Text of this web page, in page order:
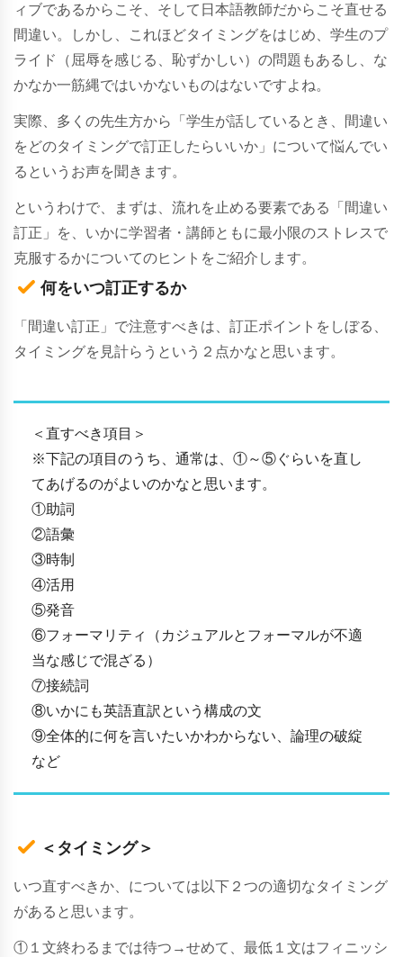
ィブであるからこそ、そして日本語教師だからこそ直せる
間違い。しかし、これほどタイミングをはじめ、学生のプ
ライド（屈辱を感じる、恥ずかしい）の問題もあるし、な
かなか一筋縄ではいかないものはないですよね。
実際、多くの先生方から「学生が話しているとき、
間違い
をどのタイミングで訂正したらいいか」 について悩んでい
るというお声を聞きます。
というわけで、まずは、流れを止める要素である「間違い
訂正」を、いかに学習者・講師ともに最小限のストレスで
克服するかについてのヒントをご紹介します。
何をいつ訂正するか
「間違い訂正」で注意すべきは、訂正ポイントをしぼる、
タイミングを見計らうという２点かなと思います。
＜直すべき項目＞
※下記の項目のうち、通常は、①～⑤ぐらいを直し
てあげるのがよいのかなと思います。
①助詞
②語彙
③時制
④活用
⑤発音
⑥フォーマリティ（ カジュアルとフォーマルが不適
当な感じで混ざる）
⑦接続詞
⑧いかにも英語直訳という構成の文
⑨全体的に何を言いたいかわからない、論理の破綻
など
＜タイミング＞
いつ直すべきか、については以下２つの適切なタイミング
があると思います。
①１文終わるまでは待つ→せめて、 最低１文はフィニッシ